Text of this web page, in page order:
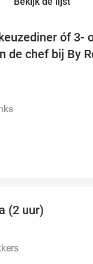
óf 3-
de chef bij By
(2 uur)